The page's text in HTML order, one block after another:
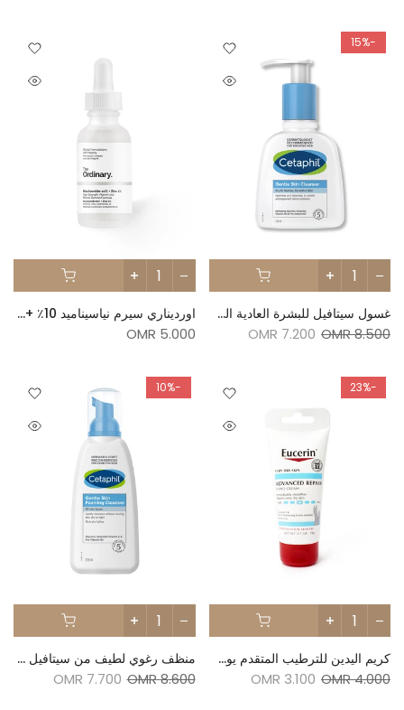
-15%
غسول سيتافيل للبشرة العادية الى الجافة والحساسة - 236مل
8.500 OMR
7.200 OMR
اورديناري سيرم نياسيناميد 10٪ + زنك 1٪
5.000 OMR
-23%
كريم اليدين للترطيب المتقدم يوسيرين - 78ج
4.000 OMR
3.100 OMR
-10%
منظف رغوي لطيف من سيتافيل 236 مل
8.600 OMR
7.700 OMR